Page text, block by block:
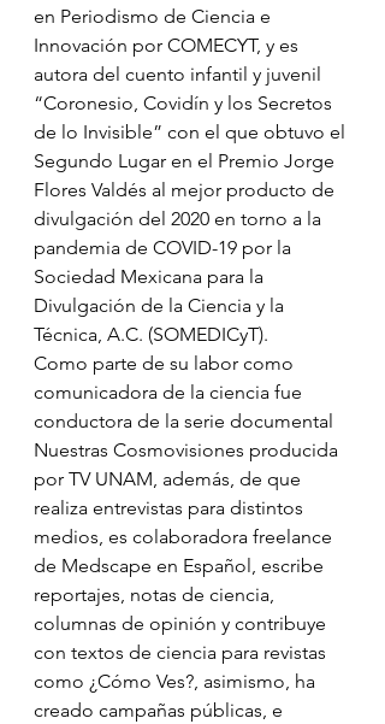
en Periodismo de Ciencia e
Innovación por COMECYT, y es
autora del cuento infantil y juvenil
“Coronesio, Covidín y los Secretos
de lo Invisible” con el que obtuvo el
Segundo Lugar en el Premio Jorge
Flores Valdés al mejor producto de
divulgación del 2020 en torno a la
pandemia de COVID-19 por la
Sociedad Mexicana para la
Divulgación de la Ciencia y la
Técnica, A.C. (SOMEDICyT).
Como parte de su labor como
comunicadora de la ciencia fue
conductora de la serie documental
Nuestras Cosmovisiones producida
por TV UNAM, además, de que
realiza entrevistas para distintos
medios, es colaboradora freelance
de Medscape en Español, escribe
reportajes, notas de ciencia,
columnas de opinión y contribuye
con textos de ciencia para revistas
como ¿Cómo Ves?, asimismo, ha
creado campañas públicas, e